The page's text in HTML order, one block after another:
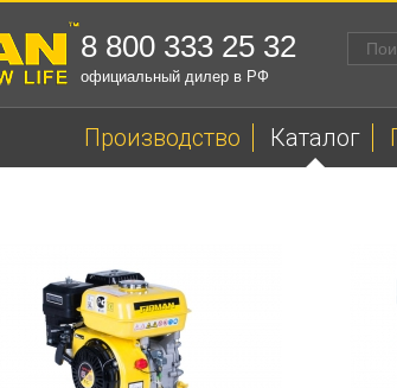
8 800 333 25 32
официальный дилер в РФ
Производство Каталог